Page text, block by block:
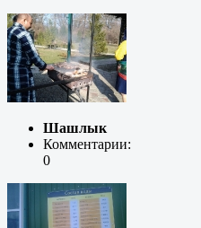
Шашлык
Комментарии:
0